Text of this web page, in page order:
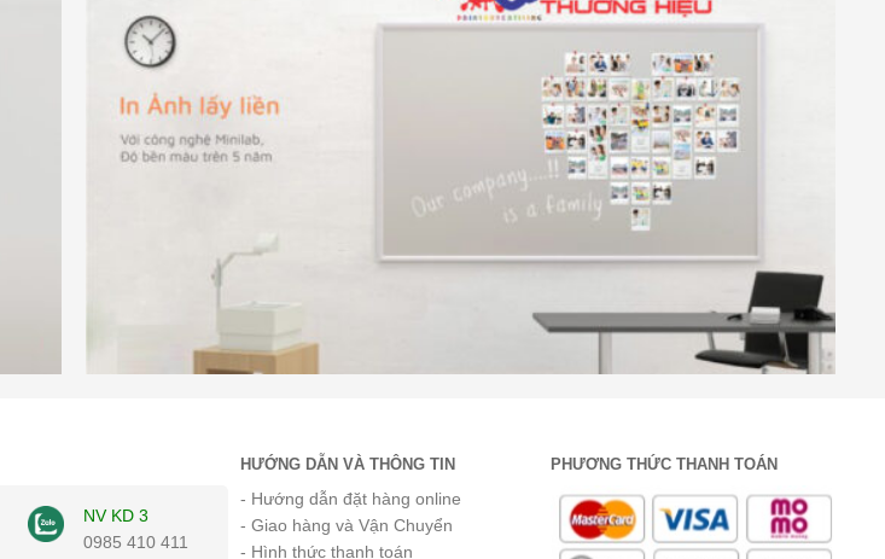
NV KD 3
0985 410 411
HƯỚNG DẪN VÀ THÔNG TIN
- Hướng dẫn đặt hàng online
- Giao hàng và Vận Chuyển
- Hình thức thanh toán
PHƯƠNG THỨC THANH TOÁN